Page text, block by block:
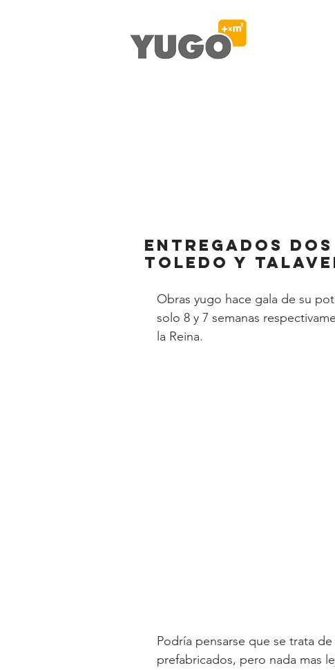
Entregados dos
Toledo y
Obras yugo hace gala de su
solo 8 y 7 semanas
la Reina.
Podría pensarse que se trata
prefabricados, pero nada mas